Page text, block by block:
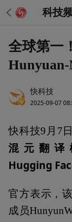
科技
全球第一
快科技
2025-09-07
快科技9月7
混元翻译
Hugging
官方表示，
成员